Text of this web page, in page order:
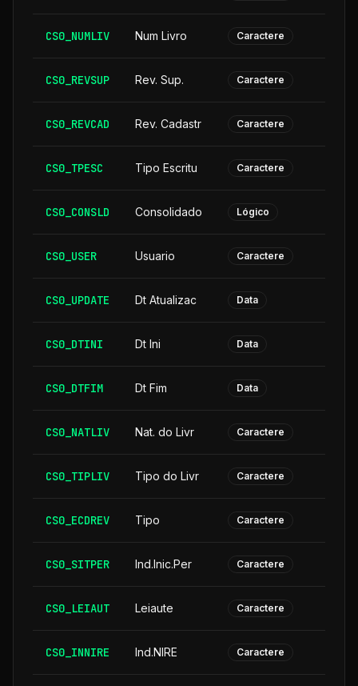
CS0_NUMLIV Num Livro Caractere
CS0_REVSUP Rev. Sup. Caractere
CS0_REVCAD Rev. Cadastr Caractere
CS0_TPESC Tipo Escritu Caractere
CS0_CONSLD Consolidado Lógico
CS0_USER Usuario Caractere
CS0_UPDATE Dt Atualizac Data
CS0_DTINI Dt Ini Data
CS0_DTFIM Dt Fim Data
CS0_NATLIV Nat. do Livr Caractere
CS0_TIPLIV Tipo do Livr Caractere
CS0_ECDREV Tipo Caractere
CS0_SITPER Ind.Inic.Per Caractere
CS0_LEIAUT Leiaute Caractere
CS0_INNIRE Ind.NIRE Caractere